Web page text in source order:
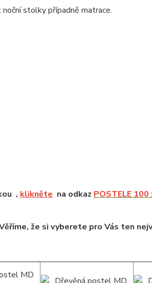
stolky případně matrace.
, klikněte na odkaz POSTELE 100
že si vyberete pro Vás ten